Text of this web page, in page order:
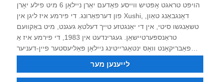
הויפּט טראגט אָפּטיש ווייסע פאָדעם יאַרן ניילאָן 6 מיט פילע יאָרן
פון דערפאַרונג. די פירמע איז ליגן אין Xushi, דאָנגבאַנג טאַון,
טשאַנגשו סיטי, אין די יאַנגטזע טייך דעלטאַ געגנט, מיט באַקוועם
טראַנספּערטיישאַן. געגרינדעט אין 1983, די פירמע איז אַ
פאַבריקאַנט וואָס ינטאַגרייטינג ניילאָן פּאַליעסטער פיין-דעניער
פיין-דעניער ינדאַסטריאַל יאַרן, פלאַם-ריטאַרדאַנט און ריסייקאַלד
לייענען מער